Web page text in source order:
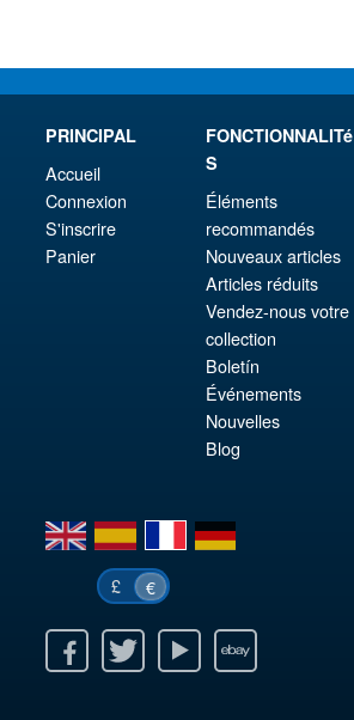
PRINCIPAL
Accueil
Connexion
S'inscrire
Panier
FONCTIONNALITé
S
Éléments
recommandés
Nouveaux articles
Articles réduits
Vendez-nous votre
collection
Boletín
Événements
Nouvelles
Blog
en es fr de
£ €
Youtube Ebay